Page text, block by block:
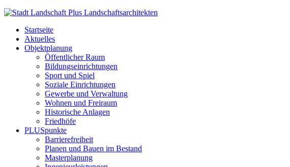
Startseite
Aktuelles
Objektplanung
Öffentlicher Raum
Bildungseinrichtungen
Sport und Spiel
Soziale Einrichtungen
Gewerbe und Verwaltung
Wohnen und Freiraum
Historische Anlagen
Friedhöfe
PLUSpunkte
Barrierefreiheit
Planen und Bauen im Bestand
Masterplanung